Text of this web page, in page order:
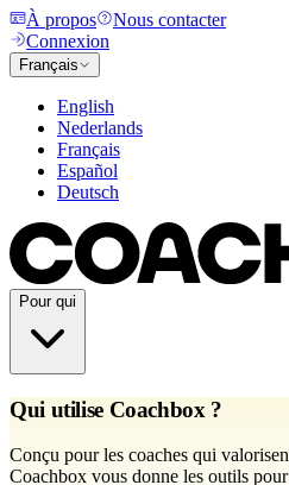
À propos
Nous contacter
Connexion
Français
English
Nederlands
Français
Español
Deutsch
Pour qui
Qui utilise Coachbox ?
Conçu pour les coaches qui
Coachbox vous donne les outils